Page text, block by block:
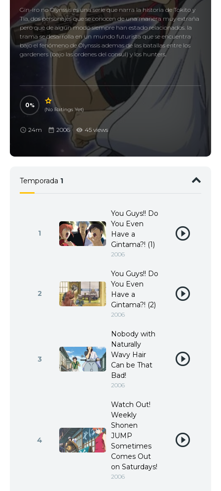
Gin-iro no Olynssis es una serie que narra la historia de Tokito y
Tia, dos personajes que se conocen de una manera muy extraña
pero que de algún modo siempre han estado relacionados. la
trama se desarrolla en un mundo futurista que se encuentra
bajo el fenómeno de Olynssis ademas de las batallas entre los
gardeners (bajo las ordenes del consul) y los hunters.
0
(No Ratings Yet)
24m 2006 45 views
Temporada 1
1
You Guys!! Do
You Even
Have a
Gintama?! (1)
2006
2
You Guys!! Do
You Even
Have a
Gintama?! (2)
2006
3
Nobody with
Naturally
Wavy Hair
Can be That
Bad!
2006
4
Watch Out!
Weekly
Shonen
JUMP
Sometimes
Comes Out
on Saturdays!
2006